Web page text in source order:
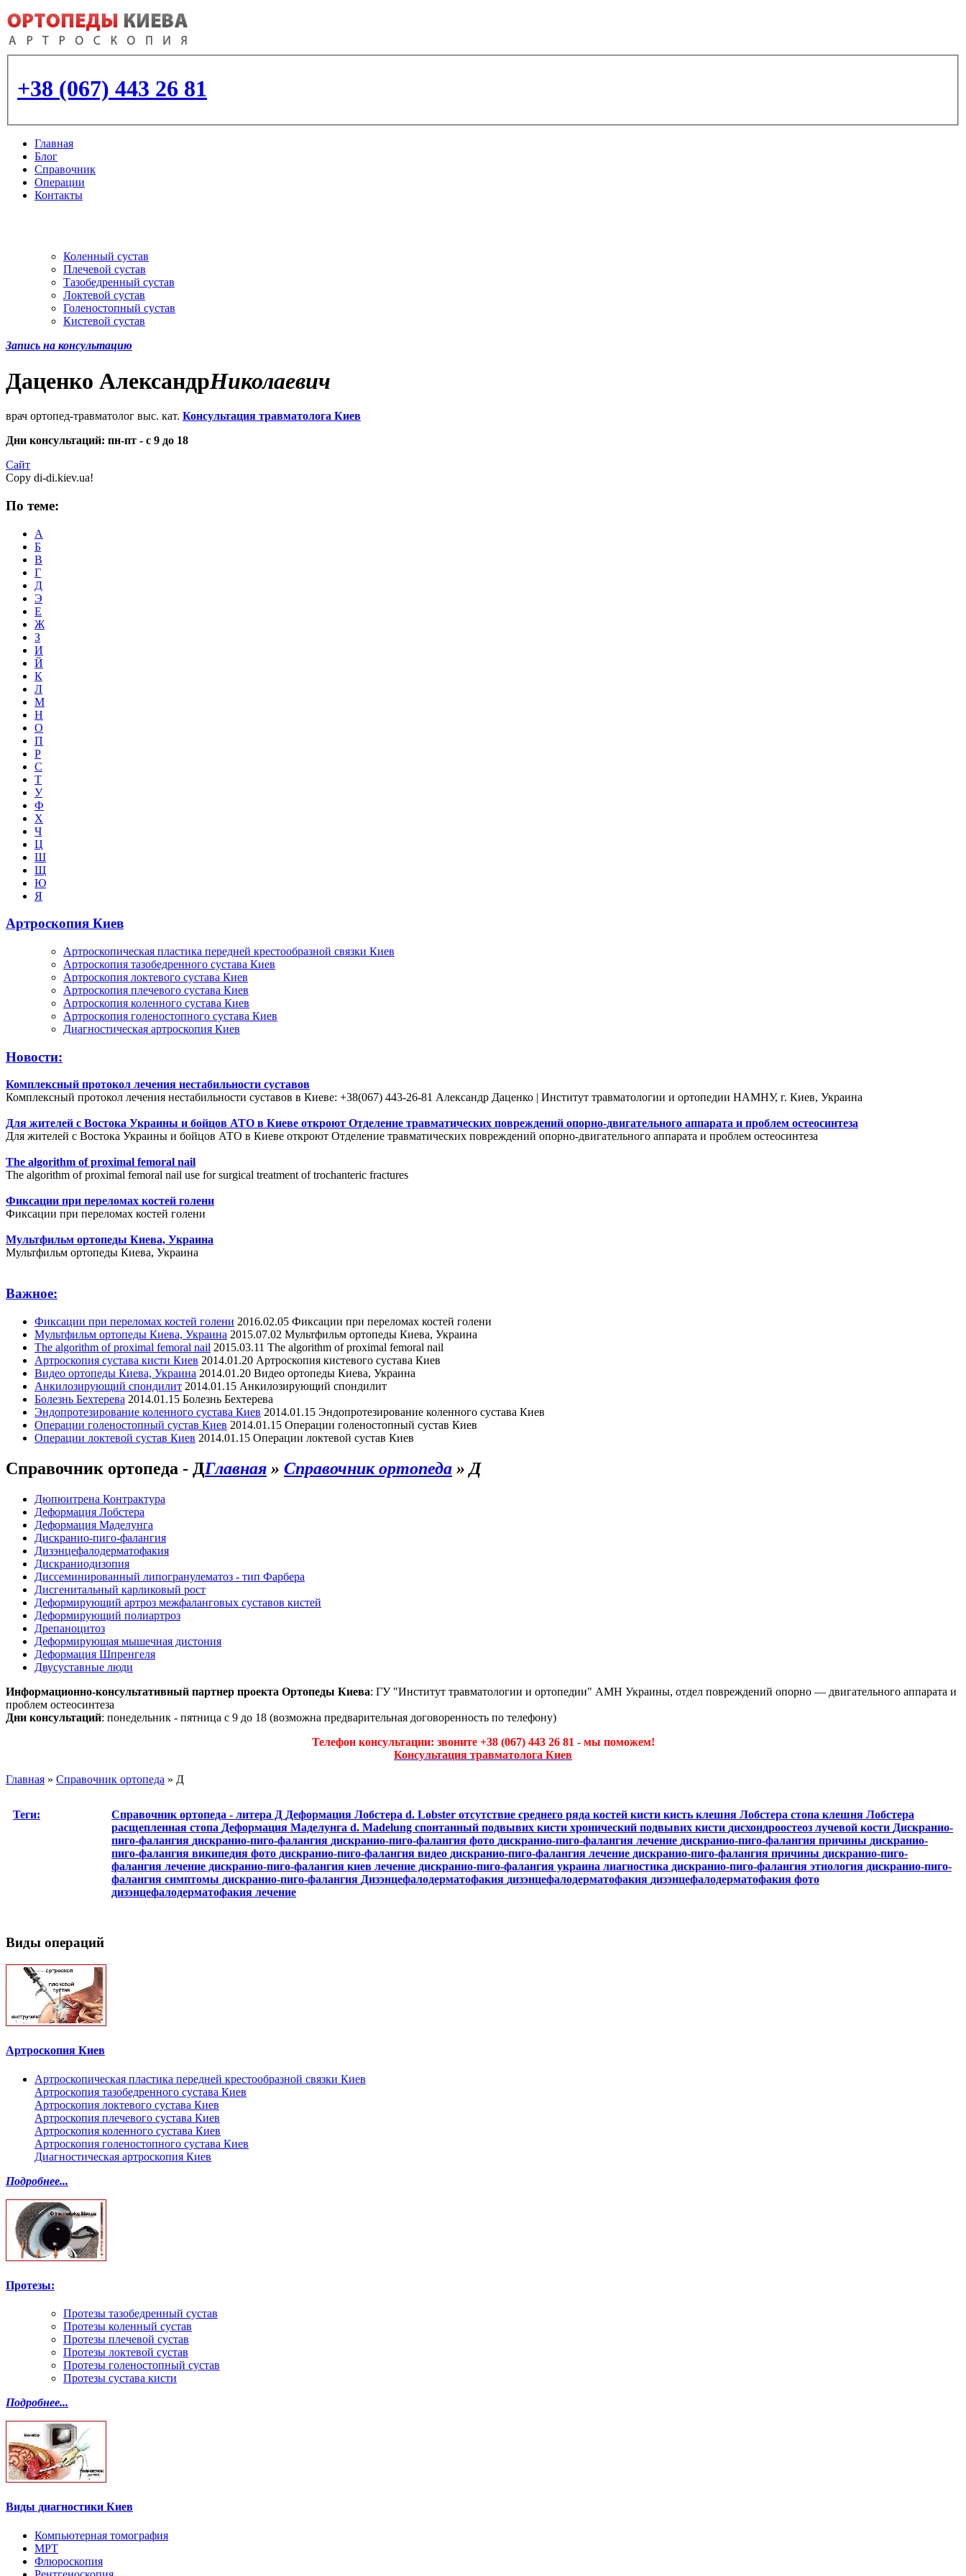
+38 (067) 443 26 81
Главная
Блог
Справочник
Операции
Контакты
Коленный сустав
Плечевой сустав
Тазобедренный сустав
Локтевой сустав
Голеностопный сустав
Кистевой сустав
Запись на консультацию
Даценко АлександрНиколаевич
врач ортопед-травматолог выс. кат. Консультация травматолога Киев
Дни консультаций: пн-пт - с 9 до 18
Сайт
Copy di-di.kiev.ua!
По теме:
А
Б
В
Г
Д
Э
Е
Ж
З
И
Й
К
Л
М
Н
О
П
Р
С
Т
У
Ф
Х
Ч
Ц
Ш
Щ
Ю
Я
Артроскопия Киев
Артроскопическая пластика передней крестообразной связки Киев
Артроскопия тазобедренного сустава Киев
Артроскопия локтевого сустава Киев
Артроскопия плечевого сустава Киев
Артроскопия коленного сустава Киев
Артроскопия голеностопного сустава Киев
Диагностическая артроскопия Киев
Новости:
Комплексный протокол лечения нестабильности суставов
Комплексный протокол лечения нестабильности суставов в Киеве: +38(067) 443-26-81 Александр Даценко | Институт травматологии и ортопедии НАМНУ, г. Киев, Украина
Для жителей с Востока Украины и бойцов АТО в Киеве откроют Отделение травматических повреждений опорно-двигательного аппарата и проблем остеосинтеза
Для жителей с Востока Украины и бойцов АТО в Киеве откроют Отделение травматических повреждений опорно-двигательного аппарата и проблем остеосинтеза
The algorithm of proximal femoral nail
The algorithm of proximal femoral nail use for surgical treatment of trochanteric fractures
Фиксации при переломах костей голени
Фиксации при переломах костей голени
Мультфильм ортопеды Киева, Украина
Мультфильм ортопеды Киева, Украина
Важное:
Фиксации при переломах костей голени 2016.02.05 Фиксации при переломах костей голени
Мультфильм ортопеды Киева, Украина 2015.07.02 Мультфильм ортопеды Киева, Украина
The algorithm of proximal femoral nail 2015.03.11 The algorithm of proximal femoral nail
Артроскопия сустава кисти Киев 2014.01.20 Артроскопия кистевого сустава Киев
Видео ортопеды Киева, Украина 2014.01.20 Видео ортопеды Киева, Украина
Анкилозирующий спондилит 2014.01.15 Анкилозирующий спондилит
Болезнь Бехтерева 2014.01.15 Болезнь Бехтерева
Эндопротезирование коленного сустава Киев 2014.01.15 Эндопротезирование коленного сустава Киев
Операции голеностопный сустав Киев 2014.01.15 Операции голеностопный сустав Киев
Операции локтевой сустав Киев 2014.01.15 Операции локтевой сустав Киев
Справочник ортопеда - ДГлавная » Справочник ортопеда » Д
Дюпюитрена Контрактура
Деформация Лобстера
Деформация Маделунга
Дискранио-пиго-фалангия
Дизэнцефалодерматофакия
Дискраниодизопия
Диссеминированный липогранулематоз - тип Фарбера
Дисгенитальный карликовый рост
Деформирующий артроз межфаланговых суставов кистей
Деформирующий полиартроз
Дрепаноцитоз
Деформирующая мышечная дистония
Деформация Шпренгеля
Двусуставные люди
Информационно-консультативный партнер проекта Ортопеды Киева: ГУ "Институт травматологии и ортопедии" АМН Украины, отдел повреждений опорно — двигательного аппарата и
проблем остеосинтеза
Дни консультаций: понедельник - пятница с 9 до 18 (возможна предварительная договоренность по телефону)
Телефон консультации: звоните +38 (067) 443 26 81 - мы поможем!
Консультация травматолога Киев
Главная » Справочник ортопеда » Д
Теги: Справочник ортопеда - литера Д Деформация Лобстера d. Lobster отсутствие среднего ряда костей кисти кисть клешня Лобстера стопа клешня Лобстера
расщепленная стопа Деформация Маделунга d. Madelung спонтанный подвывих кисти хронический подвывих кисти дисхондроостеоз лучевой кости Дискранио-
пиго-фалангия дискранио-пиго-фалангия дискранио-пиго-фалангия фото дискранио-пиго-фалангия лечение дискранио-пиго-фалангия причины дискранио-
пиго-фалангия википедия фото дискранио-пиго-фалангия видео дискранио-пиго-фалангия лечение дискранио-пиго-фалангия причины дискранио-пиго-
фалангия лечение дискранио-пиго-фалангия киев лечение дискранио-пиго-фалангия украина лиагностика дискранио-пиго-фалангия этиология дискранио-пиго-
фалангия симптомы дискранио-пиго-фалангия Дизэнцефалодерматофакия дизэнцефалодерматофакия дизэнцефалодерматофакия фото
дизэнцефалодерматофакия лечение
Виды операций
Артроскопия Киев
Артроскопическая пластика передней крестообразной связки Киев
Артроскопия тазобедренного сустава Киев
Артроскопия локтевого сустава Киев
Артроскопия плечевого сустава Киев
Артроскопия коленного сустава Киев
Артроскопия голеностопного сустава Киев
Диагностическая артроскопия Киев
Подробнее...
Протезы:
Протезы тазобедренный сустав
Протезы коленный сустав
Протезы плечевой сустав
Протезы локтевой сустав
Протезы голеностопный сустав
Протезы сустава кисти
Подробнее...
Виды диагностики Киев
Компьютерная томография
МРТ
Флюроскопия